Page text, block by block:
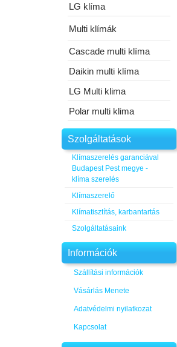
LG klíma
Multi klímák
Cascade multi klíma
Daikin multi klíma
LG Multi klima
Polar multi klima
Szolgáltatások
Klímaszerelés garanciával
Budapest Pest megye -
klíma szerelés
Klímaszerelő
Klímatisztítás, karbantartás
Szolgáltatásaink
Információk
Szállítási információk
Vásárlás Menete
Adatvédelmi nyilatkozat
Kapcsolat